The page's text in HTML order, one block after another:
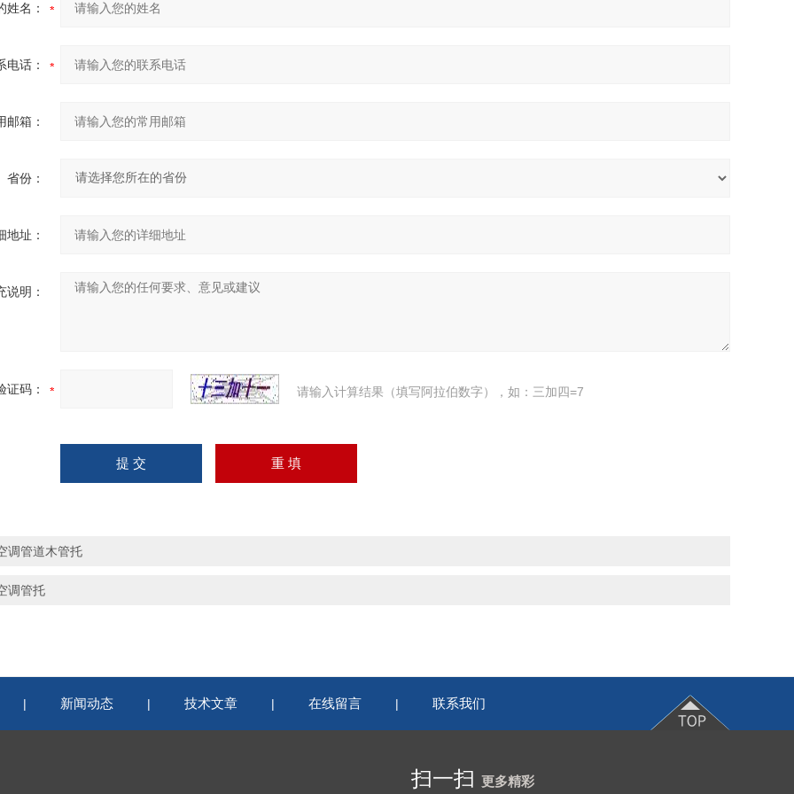
姓名：
电话：
邮箱：
省份：
地址：
说明：
证码： 请输入计算结果（填写阿拉伯数字），如：三加四=7
调管道木管托
调管托
| 新闻动态 | 技术文章 | 在线留言 | 联系我们
扫一扫 更多精彩